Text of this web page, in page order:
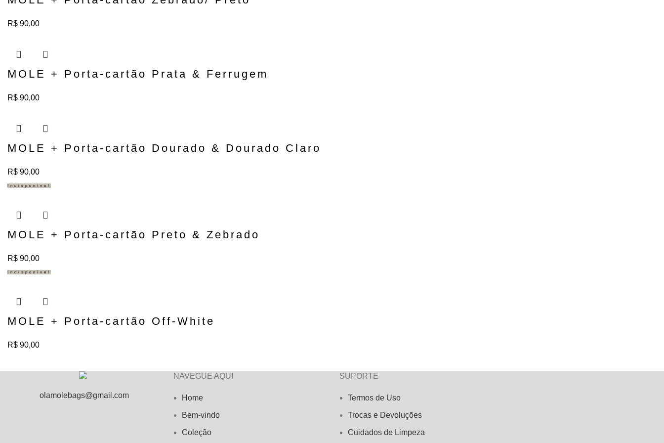
R$ 90,00
MOLE + Porta-cartão Prata & Ferrugem
R$ 90,00
MOLE + Porta-cartão Dourado & Dourado Claro
R$ 90,00
Indisponível
MOLE + Porta-cartão Preto & Zebrado
R$ 90,00
Indisponível
MOLE + Porta-cartão Off-White
R$ 90,00
olamolebags@gmail.com
NAVEGUE AQUI
Home
Bem-vindo
Coleção
SUPORTE
Termos de Uso
Trocas e Devoluções
Cuidados de Limpeza